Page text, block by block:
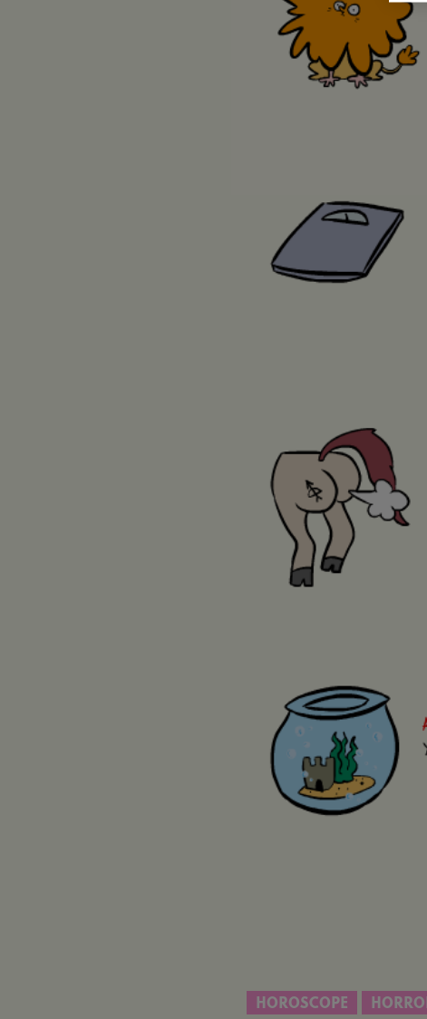
HOROSCOPE